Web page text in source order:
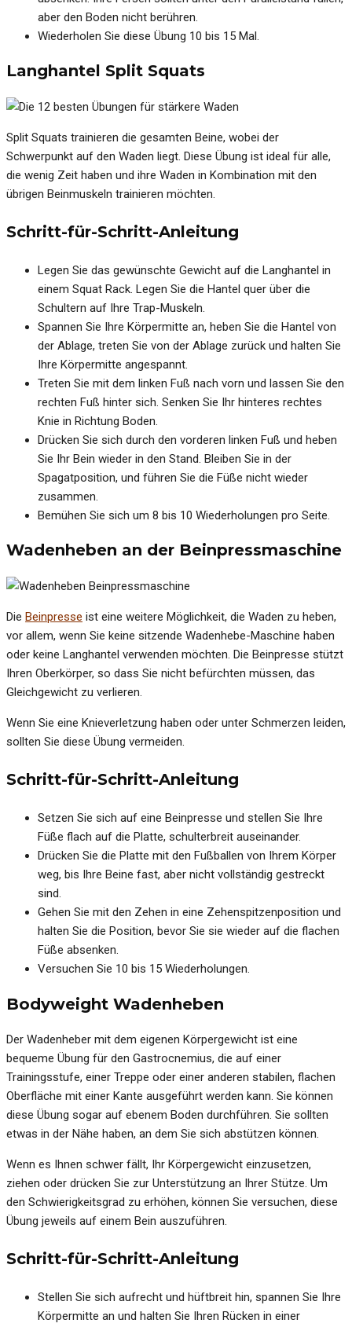
aber den Boden nicht berühren.
Wiederholen Sie diese Übung 10 bis 15 Mal.
Langhantel Split Squats
Split Squats trainieren die gesamten Beine, wobei der
Schwerpunkt auf den Waden liegt. Diese Übung ist ideal für alle,
die wenig Zeit haben und ihre Waden in Kombination mit den
übrigen Beinmuskeln trainieren möchten.
Schritt-für-Schritt-Anleitung
Legen Sie das gewünschte Gewicht auf die Langhantel in
einem Squat Rack. Legen Sie die Hantel quer über die
Schultern auf Ihre Trap-Muskeln.
Spannen Sie Ihre Körpermitte an, heben Sie die Hantel von
der Ablage, treten Sie von der Ablage zurück und halten Sie
Ihre Körpermitte angespannt.
Treten Sie mit dem linken Fuß nach vorn und lassen Sie den
rechten Fuß hinter sich. Senken Sie Ihr hinteres rechtes
Knie in Richtung Boden.
Drücken Sie sich durch den vorderen linken Fuß und heben
Sie Ihr Bein wieder in den Stand. Bleiben Sie in der
Spagatposition, und führen Sie die Füße nicht wieder
zusammen.
Bemühen Sie sich um 8 bis 10 Wiederholungen pro Seite.
Wadenheben an der Beinpressmaschine
Die Beinpresse ist eine weitere Möglichkeit, die Waden zu heben,
vor allem, wenn Sie keine sitzende Wadenhebe-Maschine haben
oder keine Langhantel verwenden möchten. Die Beinpresse stützt
Ihren Oberkörper, so dass Sie nicht befürchten müssen, das
Gleichgewicht zu verlieren.
Wenn Sie eine Knieverletzung haben oder unter Schmerzen leiden,
sollten Sie diese Übung vermeiden.
Schritt-für-Schritt-Anleitung
Setzen Sie sich auf eine Beinpresse und stellen Sie Ihre
Füße flach auf die Platte, schulterbreit auseinander.
Drücken Sie die Platte mit den Fußballen von Ihrem Körper
weg, bis Ihre Beine fast, aber nicht vollständig gestreckt
sind.
Gehen Sie mit den Zehen in eine Zehenspitzenposition und
halten Sie die Position, bevor Sie sie wieder auf die flachen
Füße absenken.
Versuchen Sie 10 bis 15 Wiederholungen.
Bodyweight Wadenheben
Der Wadenheber mit dem eigenen Körpergewicht ist eine
bequeme Übung für den Gastrocnemius, die auf einer
Trainingsstufe, einer Treppe oder einer anderen stabilen, flachen
Oberfläche mit einer Kante ausgeführt werden kann. Sie können
diese Übung sogar auf ebenem Boden durchführen. Sie sollten
etwas in der Nähe haben, an dem Sie sich abstützen können.
Wenn es Ihnen schwer fällt, Ihr Körpergewicht einzusetzen,
ziehen oder drücken Sie zur Unterstützung an Ihrer Stütze. Um
den Schwierigkeitsgrad zu erhöhen, können Sie versuchen, diese
Übung jeweils auf einem Bein auszuführen.
Schritt-für-Schritt-Anleitung
Stellen Sie sich aufrecht und hüftbreit hin, spannen Sie Ihre
Körpermitte an und halten Sie Ihren Rücken in einer